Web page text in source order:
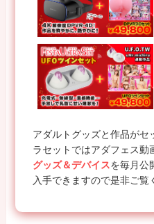
アダルトグッズと作品がセ
ラセットではアダフェス動
グッズ＆デバイスを毎月公
入手できますので是非ご覧